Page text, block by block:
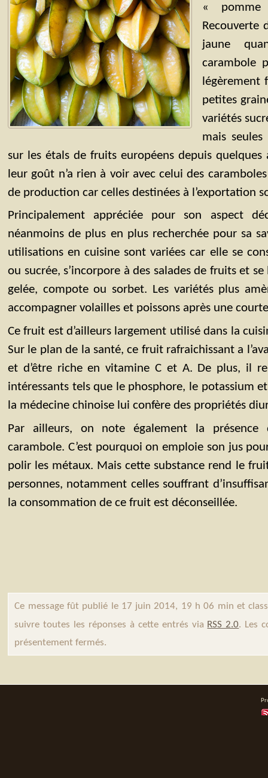
«
Recouverte
jaune
carambole
légèrement
petites
variétés
mais
sur les étals de fruits européens depuis quelques
leur goût n’a rien à voir avec celui des
de production car celles destinées à l’exportation
Principalement appréciée pour son aspect
néanmoins de plus en plus recherchée pour sa
utilisations en cuisine sont variées car elle se
ou sucrée, s’incorpore à des salades de fruits et
gelée, compote ou sorbet. Les variétés plus
accompagner volailles et poissons après une
Ce fruit est d’ailleurs largement utilisé dans la
Sur le plan de la santé, ce fruit rafraichissant a
et d’être riche en vitamine C et A. De plus, il
intéressants tels que le phosphore, le potassium
la médecine chinoise lui confère des propriétés
Par ailleurs, on note également la présence
carambole. C’est pourquoi on emploie son jus
polir les métaux. Mais cette substance rend le
personnes, notamment celles souffrant
la consommation de ce fruit est déconseillée.
Ce message fût publié le 17 juin 2014, 19 h 06 min et
suivre toutes les réponses à cette entrés via RSS 2.0. Les
présentement fermés.